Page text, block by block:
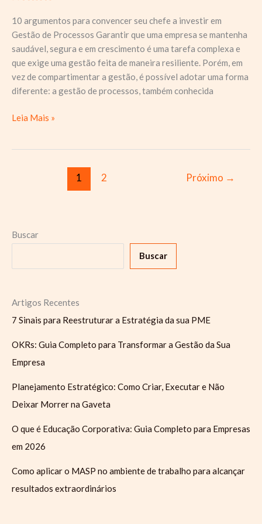
10 argumentos para convencer seu chefe a investir em
Gestão de Processos Garantir que uma empresa se mantenha
saudável, segura e em crescimento é uma tarefa complexa e
que exige uma gestão feita de maneira resiliente. Porém, em
vez de compartimentar a gestão, é possível adotar uma forma
diferente: a gestão de processos, também conhecida
Como
de
Processos
Leia Mais »
1 2 Próximo →
Buscar
Buscar
Artigos Recentes
7 Sinais para Reestruturar a Estratégia da sua PME
OKRs: Guia Completo para Transformar a Gestão da Sua
Empresa
Planejamento Estratégico: Como Criar, Executar e Não
Deixar Morrer na Gaveta
O que é Educação Corporativa: Guia Completo para Empresas
em 2026
Como aplicar o MASP no ambiente de trabalho para alcançar
resultados extraordinários